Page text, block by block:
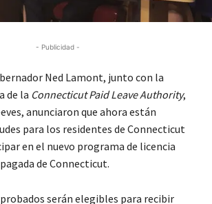
- Publicidad -
Ned Lamont, junto con la
de la Connecticut Paid Leave Authority,
anunciaron que ahora están
para los residentes de Connecticut
en el nuevo programa de licencia
de Connecticut.
serán elegibles para recibir